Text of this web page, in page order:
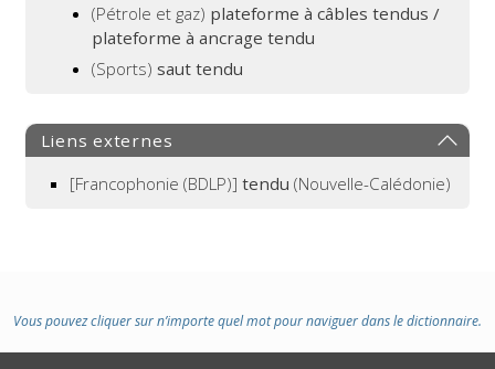
(Pétrole et gaz) plateforme à câbles tendus /
plateforme à ancrage tendu
(Sports) saut tendu
Liens externes
[Francophonie (BDLP)] tendu (Nouvelle-Calédonie)
Vous pouvez cliquer sur n’importe quel mot pour naviguer dans le dictionnaire.